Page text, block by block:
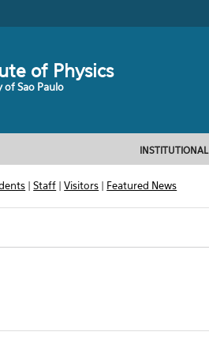
of Physics
of Sao Paulo
INSTITUTIONAL
|Staff |Visitors | Featured News